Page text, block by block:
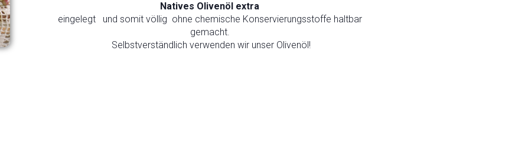
Natives Olivenöl extra
eingelegt und somit völlig ohne chemische Konservierungsstoffe haltbar
gemacht.
Selbstverständlich verwenden wir unser Olivenöl!